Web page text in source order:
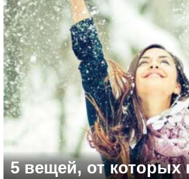
+18
5 вещей, от которых